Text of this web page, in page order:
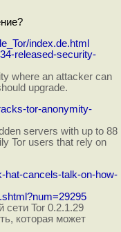
index.de.html
released-security-
where an attacker can
upgrade.
tor-anonymity-
servers with up to 88
Tor users that rely on
hat-cancels-talk-on-how-
сети Tor 0.2.1.29
которая может